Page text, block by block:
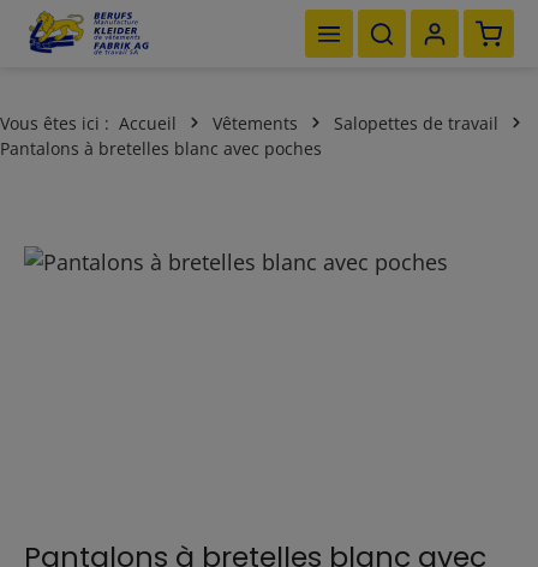
Passer au contenu principal Le
Vous êtes ici : Accueil Vêtements
Salopettes de travail
Pantalons à bretelles blanc avec poches
Ignorer la galerie d'images
Pantalons à bretelles blanc avec